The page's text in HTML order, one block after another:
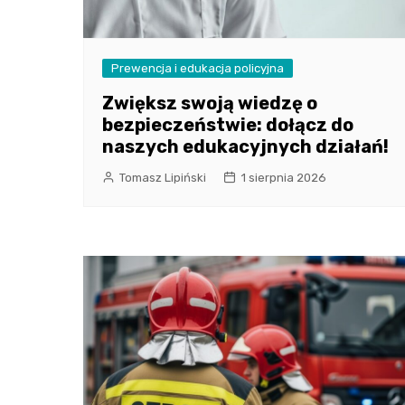
Prewencja i edukacja policyjna
Zwiększ swoją wiedzę o
bezpieczeństwie: dołącz do
naszych edukacyjnych działań!
Tomasz Lipiński 1 sierpnia 2026